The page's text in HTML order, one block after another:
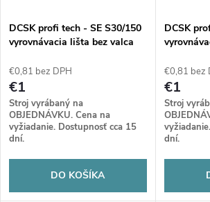
e
p
r
o
s
p
r
o
d
u
DCSK profi tech - SE S30/150
vyrovnávacia lišta bez valca
€0,81 bez DPH
€1
Stroj vyrábaný na
OBJEDNÁVKU. Cena na
vyžiadanie. Dostupnosť cca 15
dní.
DO KOŠÍKA
DCSK
€0,81 bez
€1
Stroj
dní.